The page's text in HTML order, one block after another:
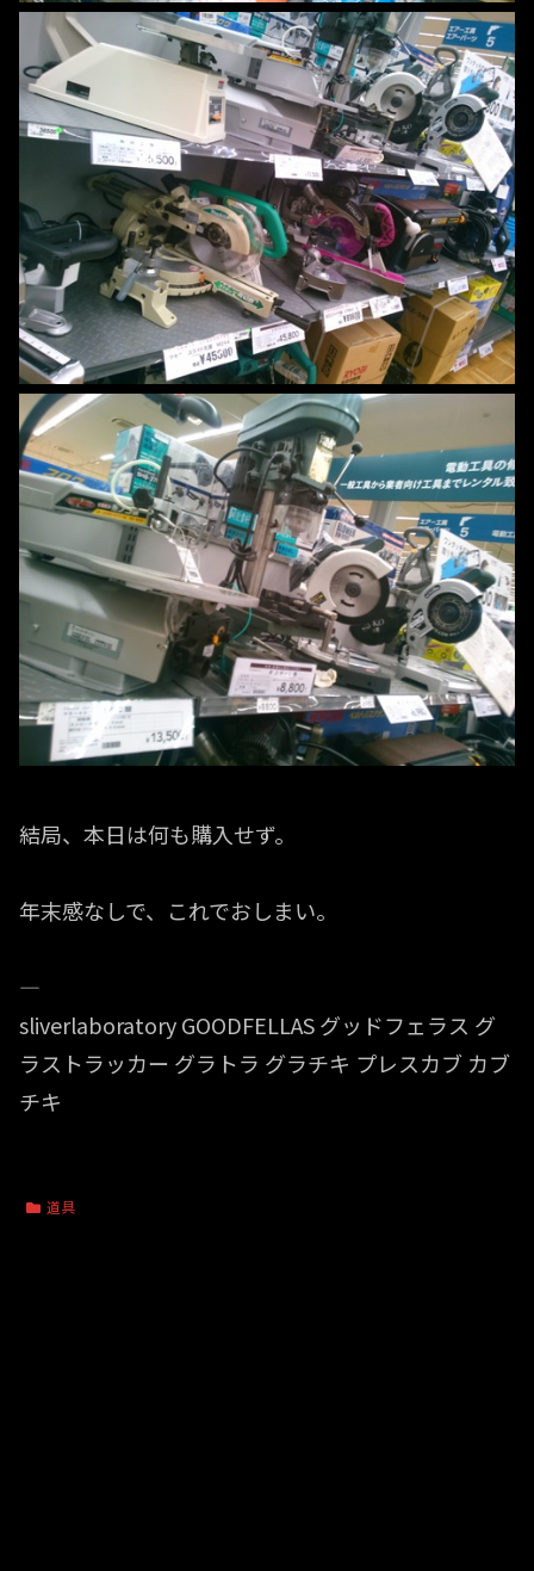
結局、本日は何も購入せず。
年末感なしで、これでおしまい。
—
sliverlaboratory GOODFELLAS グッドフェラス グ
ラストラッカー グラトラ グラチキ プレスカブ カブ
チキ
道具